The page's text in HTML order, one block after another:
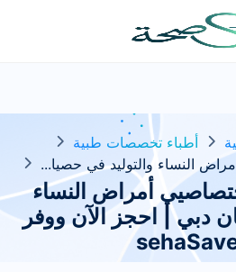
أطباء تخصصات طبية
النساء والتوليد في حصيا...
أمراض النساء
دبي | احجز الآن ووفر